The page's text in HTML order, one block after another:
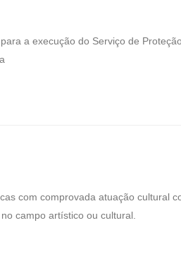
a execução do Serviço de
com comprovada atuação cultural
campo artístico ou cultural.